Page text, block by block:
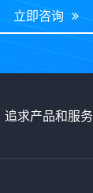
立即咨询
追求产品和服